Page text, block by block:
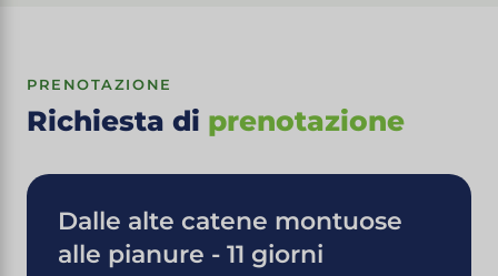
PRENOTAZIONE
Richiesta di prenotazione
Dalle alte catene montuose
alle pianure - 11 giorni